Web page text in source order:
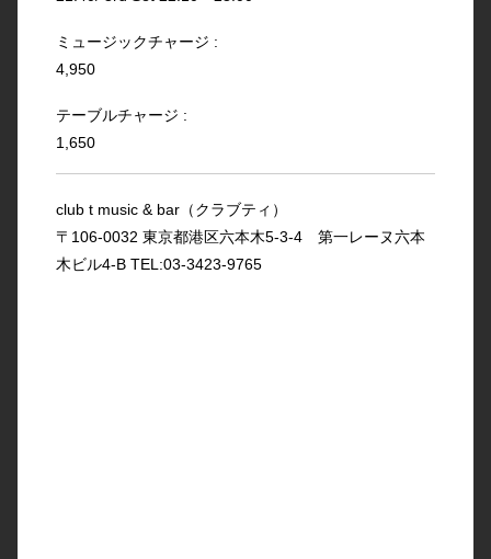
ミュージックチャージ :
4,950
テーブルチャージ :
1,650
club t music & bar（クラブティ）
〒106-0032 東京都港区六本木5-3-4 第一レーヌ六本
木ビル4-B TEL:03-3423-9765